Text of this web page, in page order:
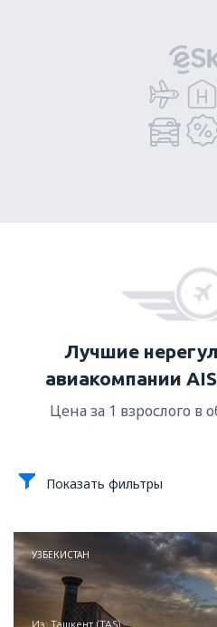
Лучшие
авиакомпании
Цена за 1 взрослого в
Показать фильтры
УЗБЕКИСТАН
из: Ташкент (TAS)